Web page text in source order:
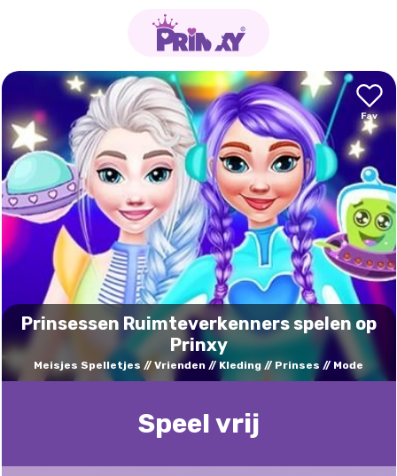
Prinsessen Ruimteverkenners spelen op
Prinxy
Meisjes Spelletjes Vrienden Kleding Prinses Mode
Speel vrij